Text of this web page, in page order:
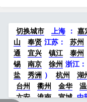
#项目
切换城市 上海 ： 嘉
山
奉贤 江苏： 苏州
通
宜兴 镇江 泰州
锡
南京 徐州 浙江：
盐
秀洲 ） 杭州 湖
台州
衢州 金华
六安
淮南 宣城 中